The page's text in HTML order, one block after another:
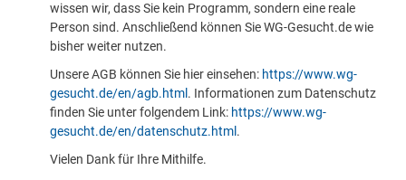
wissen wir, dass Sie kein Programm, sondern eine reale
Person sind. Anschließend können Sie WG-Gesucht.de wie
bisher weiter nutzen.
Unsere AGB können Sie hier einsehen: https://www.wg-
gesucht.de/en/agb.html . Informationen zum Datenschutz
finden Sie unter folgendem Link: https://www.wg-
gesucht.de/en/datenschutz.html .
Vielen Dank für Ihre Mithilfe.